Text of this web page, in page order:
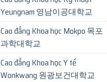
Yeungnam 영남이공대학교
Cao đẳng Khoa học Mokpo 목포
과학대학교
Cao đẳng Khoa học Y tế
Wonkwang 원광보건대학교